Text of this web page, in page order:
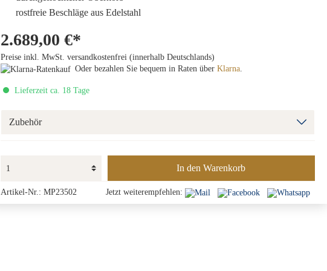
rostfreie Beschläge aus Edelstahl
2.689,00 €*
Preise inkl. MwSt. versandkostenfrei (innerhalb Deutschlands)
Oder bezahlen Sie bequem in Raten über Klarna.
Lieferzeit ca. 18 Tage
Zubehör
In den Warenkorb
Artikel-Nr.: MP23502 Jetzt weiterempfehlen: